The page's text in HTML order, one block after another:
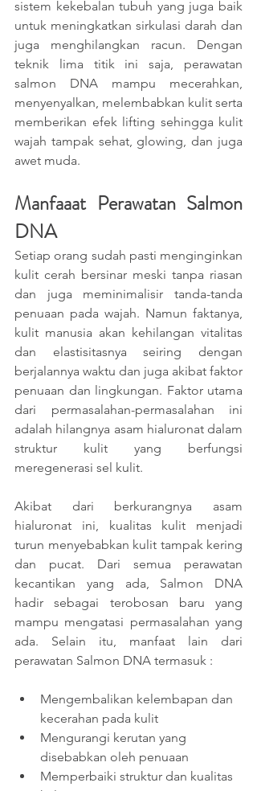
sistem kekebalan tubuh yang juga baik
untuk meningkatkan sirkulasi darah dan
juga menghilangkan racun. Dengan
teknik lima titik ini saja, perawatan
salmon DNA mampu mecerahkan,
menyenyalkan, melembabkan kulit serta
memberikan efek lifting sehingga kulit
wajah tampak sehat, glowing, dan juga
awet muda.
Manfaaat Perawatan Salmon
DNA
Setiap orang sudah pasti menginginkan
kulit cerah bersinar meski tanpa riasan
dan juga meminimalisir tanda-tanda
penuaan pada wajah. Namun faktanya,
kulit manusia akan kehilangan vitalitas
dan elastisitasnya seiring dengan
berjalannya waktu dan juga akibat faktor
penuaan dan lingkungan. Faktor utama
dari permasalahan-permasalahan ini
adalah hilangnya asam hialuronat dalam
struktur kulit yang berfungsi
meregenerasi sel kulit.
Akibat dari berkurangnya asam
hialuronat ini, kualitas kulit menjadi
turun menyebabkan kulit tampak kering
dan pucat. Dari semua perawatan
kecantikan yang ada, Salmon DNA
hadir sebagai terobosan baru yang
mampu mengatasi permasalahan yang
ada. Selain itu, manfaat lain dari
perawatan Salmon DNA termasuk :
Mengembalikan kelembapan dan
kecerahan pada kulit
Mengurangi kerutan yang
disebabkan oleh penuaan
Memperbaiki struktur dan kualitas